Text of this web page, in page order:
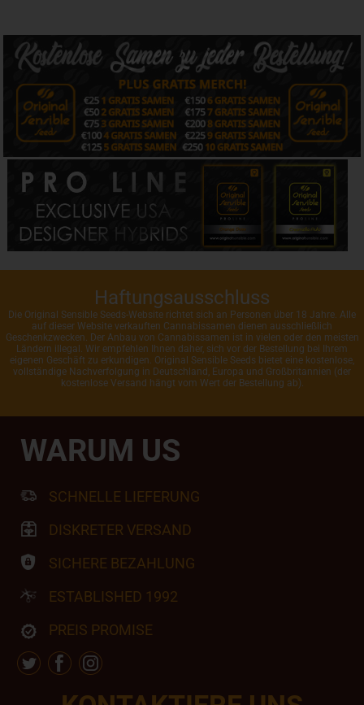
Haftungsausschluss
Die Original Sensible Seeds-Website richtet sich an Personen über 18 Jahre. Alle
auf dieser Website verkauften Cannabissamen dienen ausschließlich
Geschenkzwecken. Der Anbau von Cannabissamen ist in vielen oder den meisten
Ländern illegal. Wir empfehlen Ihnen daher, sich vor der Bestellung bei Ihrem
eigenen Geschäft zu erkundigen. Original Sensible Seeds bietet eine kostenlose,
vollständige Nachverfolgung in Deutschland, Europa und Großbritannien (der
kostenlose Versand hängt vom Wert der Bestellung ab).
WARUM US
SCHNELLE LIEFERUNG
DISKRETER VERSAND
SICHERE BEZAHLUNG
ESTABLISHED 1992
PREIS PROMISE